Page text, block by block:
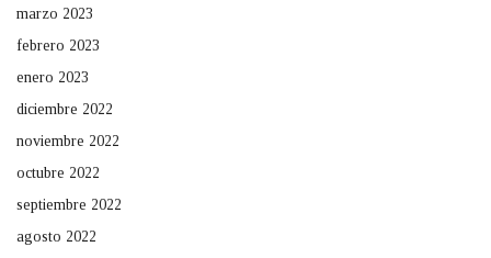
marzo 2023
febrero 2023
enero 2023
diciembre 2022
noviembre 2022
octubre 2022
septiembre 2022
agosto 2022